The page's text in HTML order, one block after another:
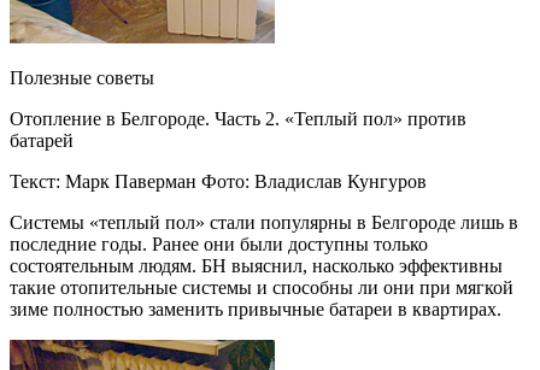
Полезные советы
Отопление в Белгороде. Часть 2. «Теплый пол» против
батарей
Текст: Марк Паверман Фото: Владислав Кунгуров
Системы «теплый пол» стали популярны в Белгороде лишь в
последние годы. Ранее они были доступны только
состоятельным людям. БН выяснил, насколько эффективны
такие отопительные системы и способны ли они при мягкой
зиме полностью заменить привычные батареи в квартирах.